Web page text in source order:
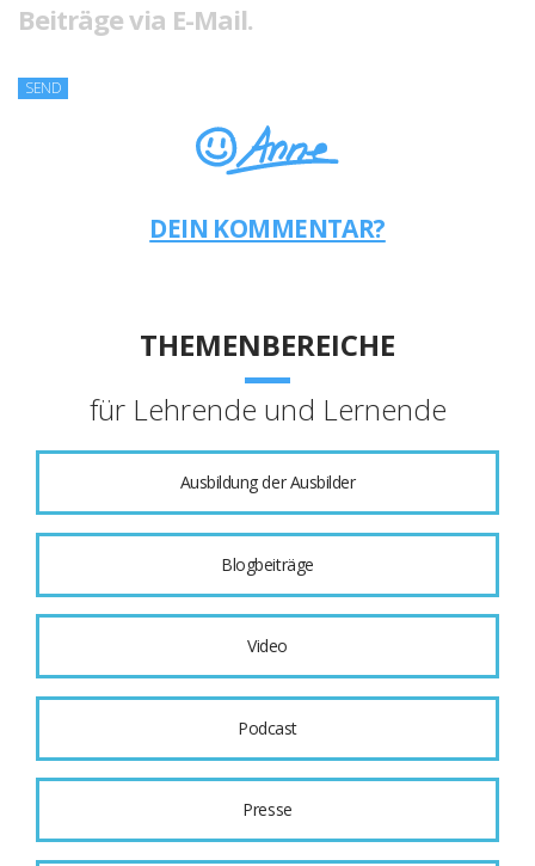
Beiträge via E-Mail.
DEIN KOMMENTAR?
THEMENBEREICHE
für Lehrende und Lernende
Ausbildung der Ausbilder
Blogbeiträge
Video
Podcast
Presse